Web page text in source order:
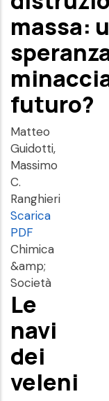
massa:
futuro?
Matteo
Guidotti,
Massimo
C.
Ranghieri
Scarica
PDF
Chimica
&amp;
Società
Le
navi
dei
veleni